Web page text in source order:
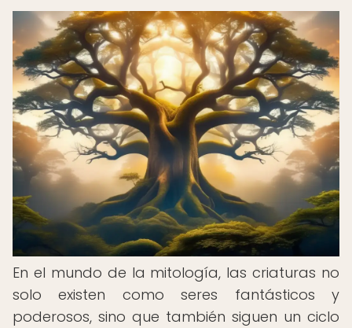
En el mundo de la mitología, las criaturas no
solo existen como seres fantásticos y
poderosos, sino que también siguen un ciclo